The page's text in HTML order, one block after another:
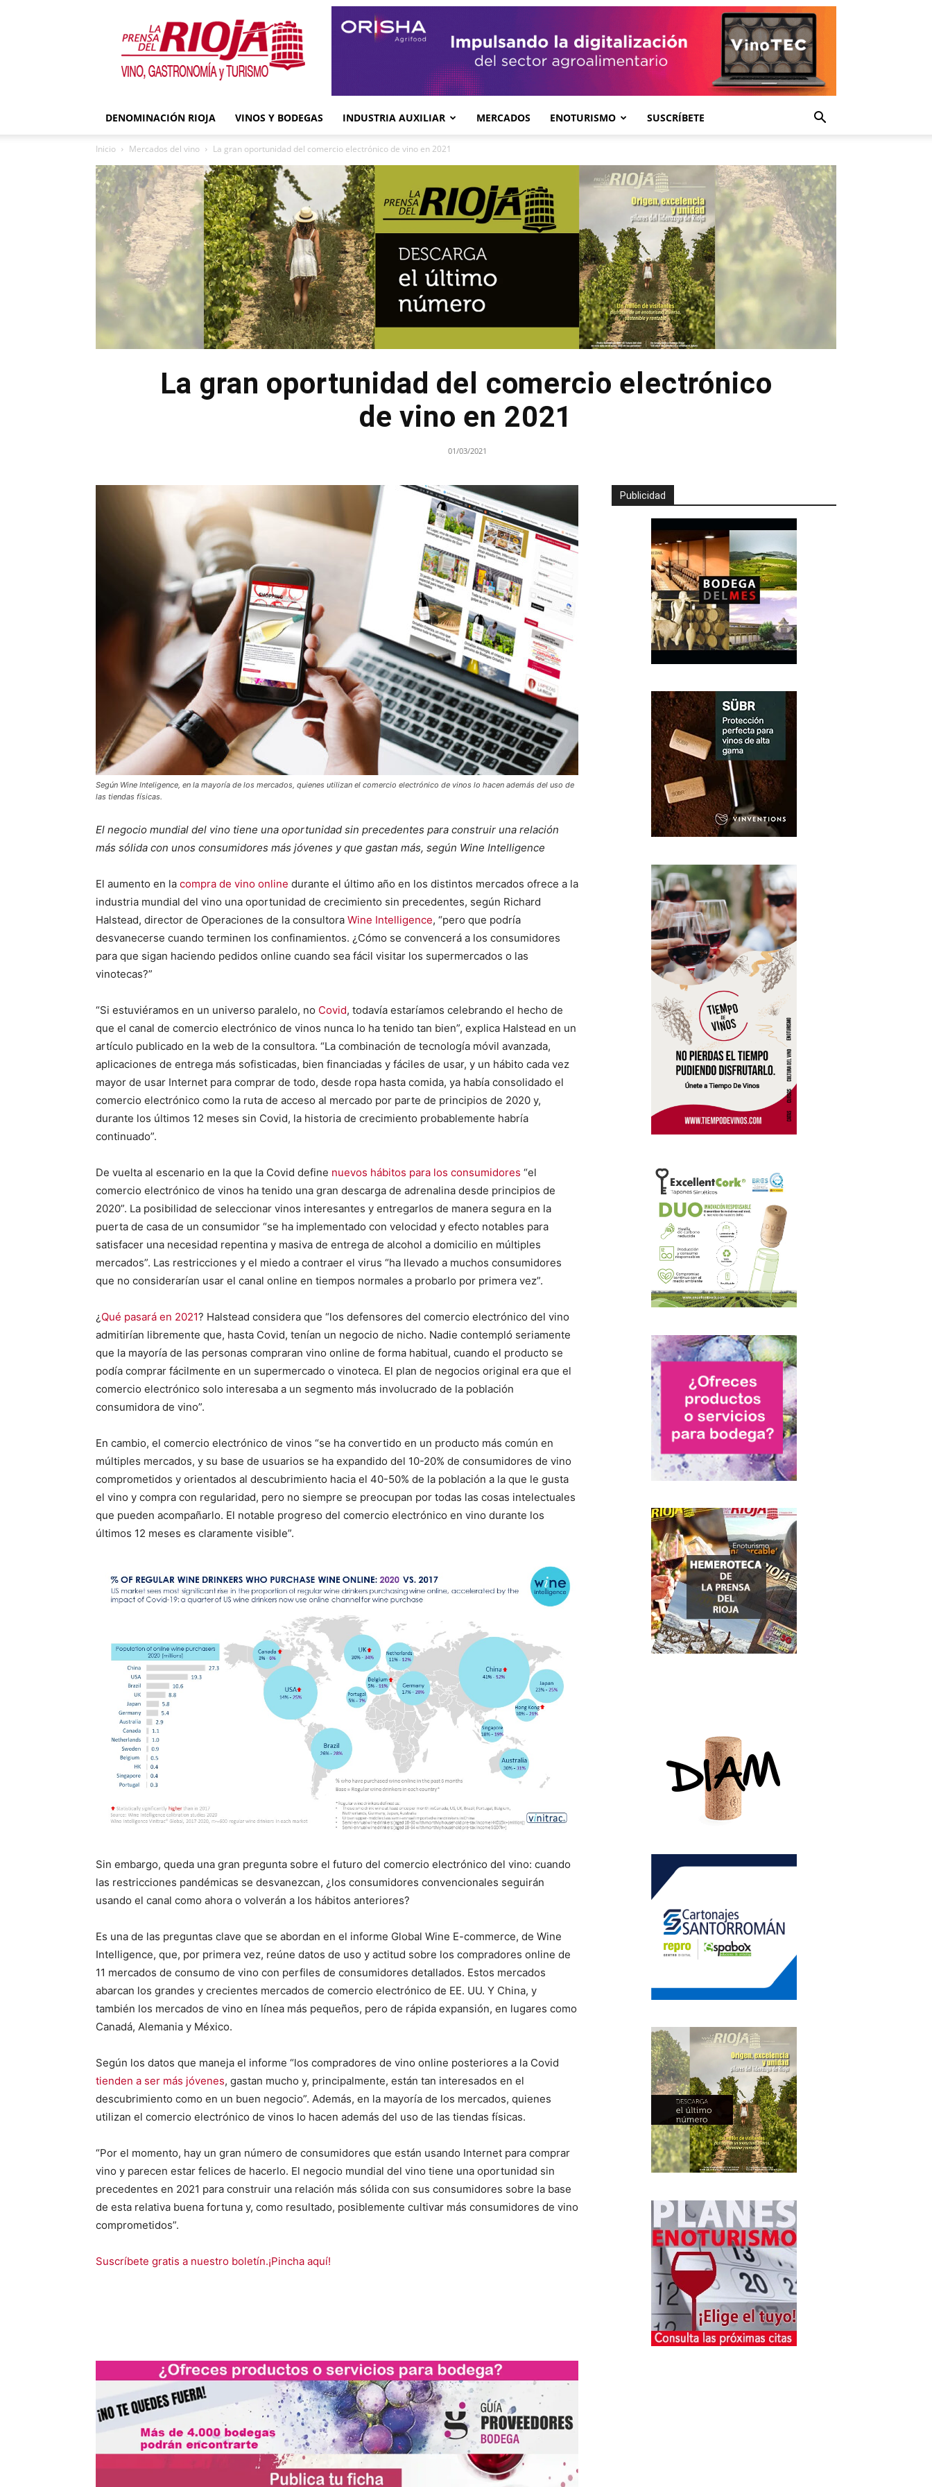
La
Prensa
del
Rioja
DENOMINACIÓN RIOJA VINOS Y BODEGAS INDUSTRIA AUXILIAR MERCADOS ENOTURISMO SUSCRÍBETE
Inicio Mercados del vino La gran oportunidad del comercio electrónico de vino en 2021
La gran oportunidad del comercio electrónico
de vino en 2021
01/03/2021
Según Wine Inteligence, en la mayoría de los mercados, quienes utilizan el comercio electrónico de vinos lo hacen además del uso de
las tiendas físicas.
El negocio mundial del vino tiene una oportunidad sin precedentes para construir una relación
más sólida con unos consumidores más jóvenes y que gastan más, según Wine Intelligence
El aumento en la compra de vino online durante el último año en los distintos mercados ofrece a la
industria mundial del vino una oportunidad de crecimiento sin precedentes, según Richard
Halstead, director de Operaciones de la consultora Wine Intelligence, “pero que podría
desvanecerse cuando terminen los confinamientos. ¿Cómo se convencerá a los consumidores
para que sigan haciendo pedidos online cuando sea fácil visitar los supermercados o las
vinotecas?”
“Si estuviéramos en un universo paralelo, no Covid, todavía estaríamos celebrando el hecho de
que el canal de comercio electrónico de vinos nunca lo ha tenido tan bien”, explica Halstead en un
artículo publicado en la web de la consultora. “La combinación de tecnología móvil avanzada,
aplicaciones de entrega más sofisticadas, bien financiadas y fáciles de usar, y un hábito cada vez
mayor de usar Internet para comprar de todo, desde ropa hasta comida, ya había consolidado el
comercio electrónico como la ruta de acceso al mercado por parte de principios de 2020 y,
durante los últimos 12 meses sin Covid, la historia de crecimiento probablemente habría
continuado”.
De vuelta al escenario en la que la Covid define nuevos hábitos para los consumidores “el
comercio electrónico de vinos ha tenido una gran descarga de adrenalina desde principios de
2020”. La posibilidad de seleccionar vinos interesantes y entregarlos de manera segura en la
puerta de casa de un consumidor “se ha implementado con velocidad y efecto notables para
satisfacer una necesidad repentina y masiva de entrega de alcohol a domicilio en múltiples
mercados”. Las restricciones y el miedo a contraer el virus “ha llevado a muchos consumidores
que no considerarían usar el canal online en tiempos normales a probarlo por primera vez”.
¿ Qué pasará en 2021? Halstead considera que “los defensores del comercio electrónico del vino
admitirían libremente que, hasta Covid, tenían un negocio de nicho. Nadie contempló seriamente
que la mayoría de las personas compraran vino online de forma habitual, cuando el producto se
podía comprar fácilmente en un supermercado o vinoteca. El plan de negocios original era que el
comercio electrónico solo interesaba a un segmento más involucrado de la población
consumidora de vino”.
En cambio, el comercio electrónico de vinos “se ha convertido en un producto más común en
múltiples mercados, y su base de usuarios se ha expandido del 10-20% de consumidores de vino
comprometidos y orientados al descubrimiento hacia el 40-50% de la población a la que le gusta
el vino y compra con regularidad, pero no siempre se preocupan por todas las cosas intelectuales
que pueden acompañarlo. El notable progreso del comercio electrónico en vino durante los
últimos 12 meses es claramente visible”.
Sin embargo, queda una gran pregunta sobre el futuro del comercio electrónico del vino: cuando
las restricciones pandémicas se desvanezcan, ¿los consumidores convencionales seguirán
usando el canal como ahora o volverán a los hábitos anteriores?
Es una de las preguntas clave que se abordan en el informe Global Wine E-commerce, de Wine
Intelligence, que, por primera vez, reúne datos de uso y actitud sobre los compradores online de
11 mercados de consumo de vino con perfiles de consumidores detallados. Estos mercados
abarcan los grandes y crecientes mercados de comercio electrónico de EE. UU. Y China, y
también los mercados de vino en línea más pequeños, pero de rápida expansión, en lugares como
Canadá, Alemania y México.
Según los datos que maneja el informe “los compradores de vino online posteriores a la Covid
tienden a ser más jóvenes, gastan mucho y, principalmente, están tan interesados ​​en el
descubrimiento como en un buen negocio”. Además, en la mayoría de los mercados, quienes
utilizan el comercio electrónico de vinos lo hacen además del uso de las tiendas físicas.
“Por el momento, hay un gran número de consumidores que están usando Internet para comprar
vino y parecen estar felices de hacerlo. El negocio mundial del vino tiene una oportunidad sin
precedentes en 2021 para construir una relación más sólida con sus consumidores sobre la base
de esta relativa buena fortuna y, como resultado, posiblemente cultivar más consumidores de vino
comprometidos”.
Suscríbete gratis a nuestro boletín.¡Pincha aquí!
Publicidad